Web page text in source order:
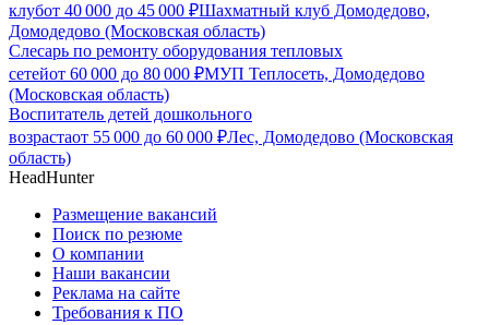
клубот 40 000 до 45 000 ₽Шахматный клуб Домодедово,
Домодедово (Московская область)
Слесарь по ремонту оборудования тепловых
сетейот 60 000 до 80 000 ₽МУП Теплосеть, Домодедово
(Московская область)
Воспитатель детей дошкольного
возрастаот 55 000 до 60 000 ₽Лес, Домодедово (Московская
область)
HeadHunter
Размещение вакансий
Поиск по резюме
О компании
Наши вакансии
Реклама на сайте
Требования к ПО